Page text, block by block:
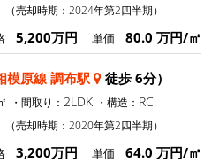
（売却時期：2024年第2四半期）
5,200万円 単価 80.0 万円/㎡
模原線 調布駅 徒歩 6分）
・間取り： 2LDK ・構造： RC
（売却時期：2020年第2四半期）
3,200万円 単価 64.0 万円/㎡